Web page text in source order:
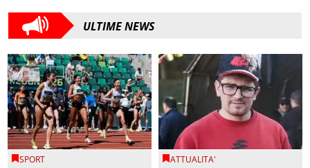
ULTIME NEWS
SPORT ATTUALITA'